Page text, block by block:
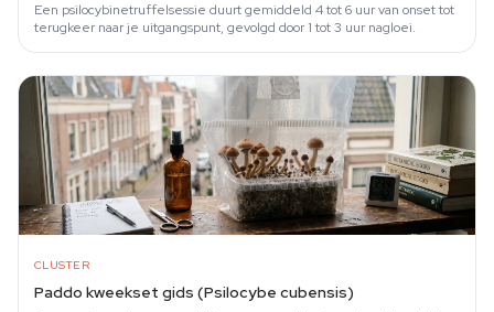
Een psilocybinetruffelsessie duurt gemiddeld 4 tot 6 uur van onset tot
terugkeer naar je uitgangspunt, gevolgd door 1 tot 3 uur nagloei.
CLUSTER
Paddo kweekset gids (Psilocybe cubensis)